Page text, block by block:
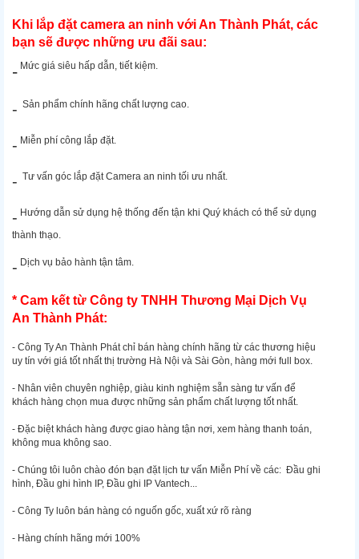
Khi lắp đặt camera an ninh với An Thành Phát, các
bạn sẽ được những ưu đãi sau:
- Mức giá siêu hấp dẫn, tiết kiệm.
- Sản phẩm chính hãng chất lượng cao.
- Miễn phí công lắp đặt.
- Tư vấn góc lắp đặt Camera an ninh tối ưu nhất.
- Hướng dẫn sử dụng hệ thống đến tận khi Quý khách có thể sử dụng
thành thạo.
- Dịch vụ bảo hành tận tâm.
* Cam kết từ Công ty TNHH Thương Mại Dịch Vụ
An Thành Phát:
- Công Ty An Thành Phát chỉ bán hàng chính hãng từ các thương hiệu
uy tín với giá tốt nhất thị trường Hà Nội và Sài Gòn, hàng mới full box.
- Nhân viên chuyên nghiệp, giàu kinh nghiệm sẵn sàng tư vấn để
khách hàng chọn mua được những sản phẩm chất lượng tốt nhất.
- Đặc biệt khách hàng được giao hàng tận nơi, xem hàng thanh toán,
không mua không sao.
- Chúng tôi luôn chào đón bạn đặt lịch tư vấn Miễn Phí về các: Đầu ghi
hình, Đầu ghi hình IP, Đầu ghi IP Vantech...
- Công Ty luôn bán hàng có nguốn gốc, xuất xứ rõ ràng
- Hàng chính hãng mới 100%